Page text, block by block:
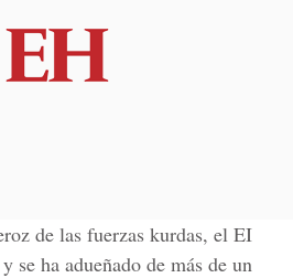
de las fuerzas kurdas, el EI
se ha adueñado de más de un